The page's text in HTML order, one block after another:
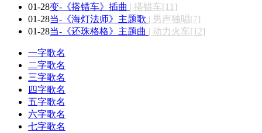
01-28变-《搭错车》插曲 | 搭错车[11]
01-28当-《海灯法师》主题歌 | 男声独唱[7]
01-28当-《还珠格格》主题曲 | 动力火车[12]
一字歌名
二字歌名
三字歌名
四字歌名
五字歌名
六字歌名
七字歌名